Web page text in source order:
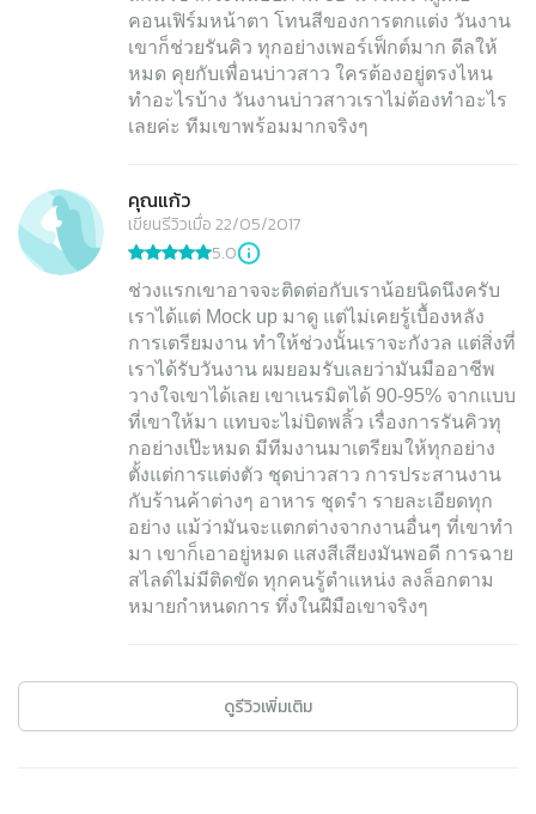
คอนเฟิร์มหน้าตา โทนสีของการตกแต่ง วันงาน
เขาก็ช่วยรันคิว ทุกอย่างเพอร์เฟ็กต์มาก ดีลให้
หมด คุยกับเพื่อนบ่าวสาว ใครต้องอยู่ตรงไหน
ทำอะไรบ้าง วันงานบ่าวสาวเราไม่ต้องทำอะไร
เลยค่ะ ทีมเขาพร้อมมากจริงๆ
คุณแก้ว
เขียนรีวิวเมื่อ 22/05/2017
5.0
ช่วงแรกเขาอาจจะติดต่อกับเราน้อยนิดนึงครับ
เราได้แต่ Mock up มาดู แต่ไม่เคยรู้เบื้องหลัง
การเตรียมงาน ทำให้ช่วงนั้นเราจะกังวล แต่สิ่งที่
เราได้รับวันงาน ผมยอมรับเลยว่ามันมืออาชีพ
วางใจเขาได้เลย เขาเนรมิตได้ 90-95% จากแบบ
ที่เขาให้มา แทบจะไม่บิดพลิ้ว เรื่องการรันคิวทุ
กอย่างเป๊ะหมด มีทีมงานมาเตรียมให้ทุกอย่าง
ตั้งแต่การแต่งตัว ชุดบ่าวสาว การประสานงาน
กับร้านค้าต่างๆ อาหาร ชุดรำ รายละเอียดทุก
อย่าง แม้ว่ามันจะแตกต่างจากงานอื่นๆ ที่เขาทำ
มา เขาก็เอาอยู่หมด แสงสีเสียงมันพอดี การฉาย
สไลด์ไม่มีติดขัด ทุกคนรู้ตำแหน่ง ลงล็อกตาม
หมายกำหนดการ ทึ่งในฝีมือเขาจริงๆ
ดูรีวิวเพิ่มเติม